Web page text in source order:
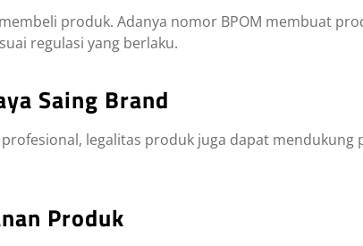
produk. Adanya nomor BPOM membuat
regulasi yang berlaku.
Saing Brand
legalitas produk juga dapat mendukung
Produk